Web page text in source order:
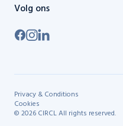
Volg ons
© 2026 CIRCLAll rights reserved.
Privacy & Conditions
Cookies